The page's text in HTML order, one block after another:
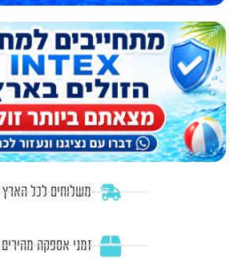
משלוחים לכל הארץ
זמני אספקה מהירים